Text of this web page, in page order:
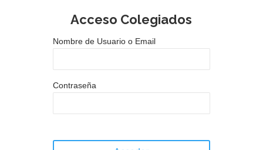
Acceso Colegiados
Nombre de Usuario o Email
Contraseña